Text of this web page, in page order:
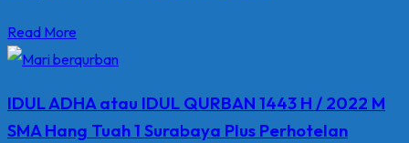
Read More
IDUL ADHA atau IDUL QURBAN 1443 H / 2022 M
SMA Hang Tuah 1 Surabaya Plus Perhotelan